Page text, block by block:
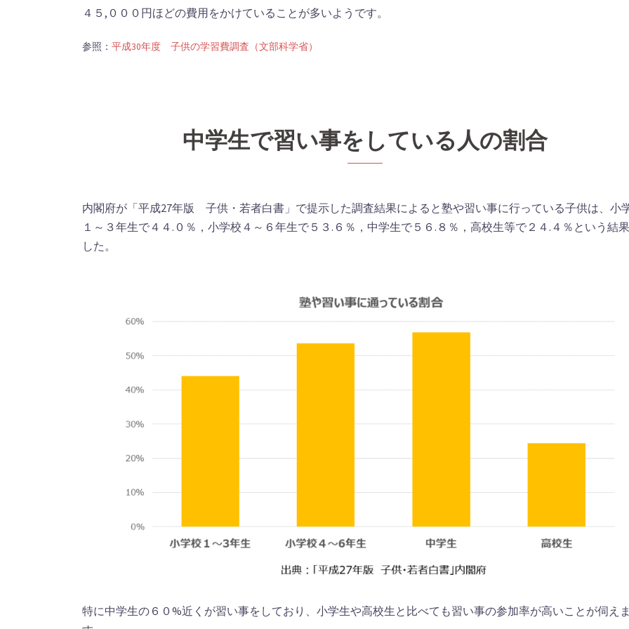
４５,０００円ほどの費用をかけていることが多いようです。
参照： 平成30年度 子供の学習費調査（文部科学省）
中学生で習い事をしている人の割合
内閣府が「平成27年版 子供・若者白書」で提示した調査結果によると塾や習い事に行っている子供は、小
１～３年生で４４.０％，小学校４～６年生で５３.６％，中学生で５６.８％，高校生等で２４.４％という結
した。
特に中学生の６０%近くが習い事をしており、小学生や高校生と比べても習い事の参加率が高いことが伺えま